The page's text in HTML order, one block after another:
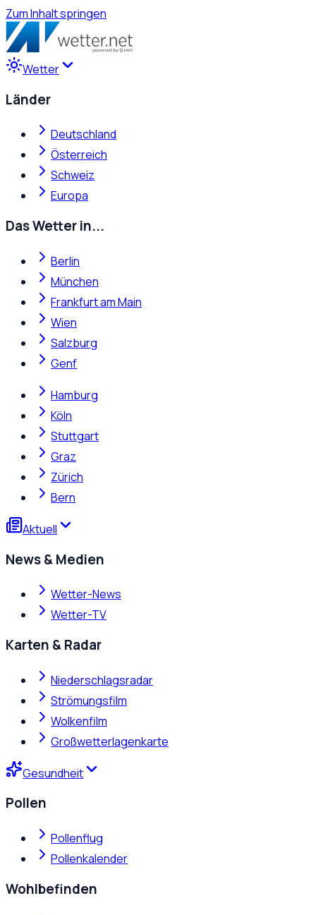
Zum Inhalt springen
Wetter
Länder
Deutschland
Österreich
Schweiz
Europa
Das Wetter in...
Berlin
München
Frankfurt am Main
Wien
Salzburg
Genf
Hamburg
Köln
Stuttgart
Graz
Zürich
Bern
Aktuell
News & Medien
Wetter-News
Wetter-TV
Karten & Radar
Niederschlagsradar
Strömungsfilm
Wolkenfilm
Großwetterlagenkarte
Gesundheit
Pollen
Pollenflug
Pollenkalender
Wohlbefinden